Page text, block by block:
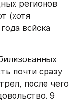
регионов
(хотя
войска
почти сразу
после чего
9